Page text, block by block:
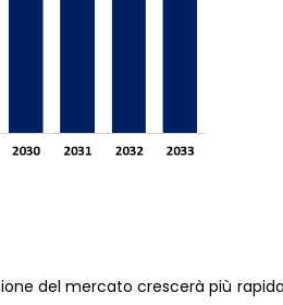
del mercato crescerà più